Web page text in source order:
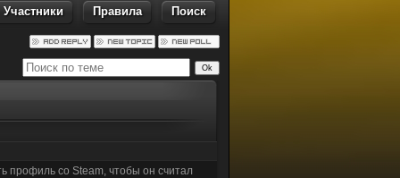
Участники Правила Поиск
профиль со Steam, чтобы он считал